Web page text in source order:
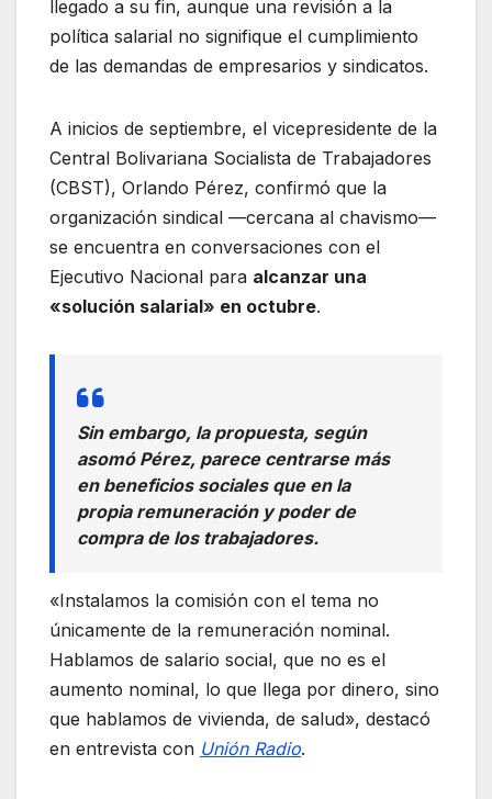
llegado a su fin, aunque una revisión a la
política salarial no signifique el cumplimiento
de las demandas de empresarios y sindicatos.
A inicios de septiembre, el vicepresidente de la
Central Bolivariana Socialista de Trabajadores
(CBST), Orlando Pérez, confirmó que la
organización sindical —cercana al chavismo—
se encuentra en conversaciones con el
Ejecutivo Nacional para alcanzar una
«solución salarial» en octubre.
Sin embargo, la propuesta, según
asomó Pérez, parece centrarse más
en beneficios sociales que en la
propia remuneración y poder de
compra de los trabajadores.
«Instalamos la comisión con el tema no
únicamente de la remuneración nominal.
Hablamos de salario social, que no es el
aumento nominal, lo que llega por dinero, sino
que hablamos de vivienda, de salud», destacó
en entrevista con Unión Radio.